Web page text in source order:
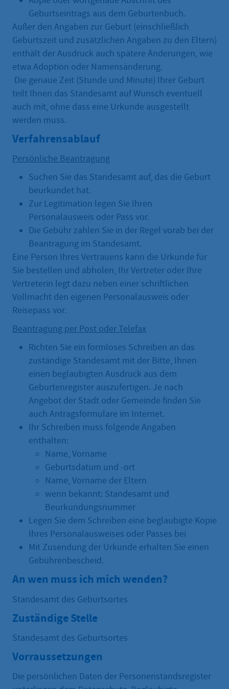
Geburtseintrags aus dem Geburtenbuch.
Außer den Angaben zur Geburt (einschließlich
Geburtszeit und zusätzlichen Angaben zu den Eltern)
enthält der Ausdruck auch spätere Änderungen, wie
etwa Adoption oder Namensänderung.
Die genaue Zeit (Stunde und Minute) Ihrer Geburt
teilt Ihnen das Standesamt auf Wunsch eventuell
auch mit, ohne dass eine Urkunde ausgestellt
werden muss.
Verfahrensablauf
Persönliche Beantragung
Suchen Sie das Standesamt auf, das die Geburt
beurkundet hat.
Zur Legitimation legen Sie Ihren
Personalausweis oder Pass vor.
Die Gebühr zahlen Sie in der Regel vorab bei der
Beantragung im Standesamt.
Eine Person Ihres Vertrauens kann die Urkunde für
Sie bestellen und abholen, Ihr Vertreter oder Ihre
Vertreterin legt dazu neben einer schriftlichen
Vollmacht den eigenen Personalausweis oder
Reisepass vor.
Beantragung per Post oder Telefax
Richten Sie ein formloses Schreiben an das
zuständige Standesamt mit der Bitte, Ihnen
einen beglaubigten Ausdruck aus dem
Geburtenregister auszufertigen. Je nach
Angebot der Stadt oder Gemeinde finden Sie
auch Antragsformulare im Internet.
Ihr Schreiben muss folgende Angaben
enthalten:
Name, Vorname
Geburtsdatum und -ort
Name, Vorname der Eltern
wenn bekannt: Standesamt und
Beurkundungsnummer
Legen Sie dem Schreiben eine beglaubigte Kopie
Ihres Personalausweises oder Passes bei
Mit Zusendung der Urkunde erhalten Sie einen
Gebührenbescheid.
An wen muss ich mich wenden?
Standesamt des Geburtsortes
Zuständige Stelle
Standesamt des Geburtsortes
Vorraussetzungen
Die persönlichen Daten der Personenstandsregister